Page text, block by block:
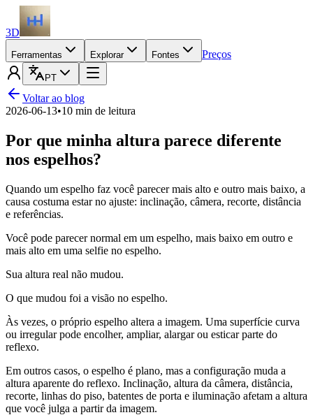
3D
Ferramentas Explorar Fontes Preços
PT
Voltar ao blog
2026-06-13•10 min de leitura
Por que minha altura parece diferente
nos espelhos?
Quando um espelho faz você parecer mais alto e outro mais baixo, a
causa costuma estar no ajuste: inclinação, câmera, recorte, distância
e referências.
Você pode parecer normal em um espelho, mais baixo em outro e
mais alto em uma selfie no espelho.
Sua altura real não mudou.
O que mudou foi a visão no espelho.
Às vezes, o próprio espelho altera a imagem. Uma superfície curva
ou irregular pode encolher, ampliar, alargar ou esticar parte do
reflexo.
Em outros casos, o espelho é plano, mas a configuração muda a
altura aparente do reflexo. Inclinação, altura da câmera, distância,
recorte, linhas do piso, batentes de porta e iluminação afetam a altura
que você julga a partir da imagem.